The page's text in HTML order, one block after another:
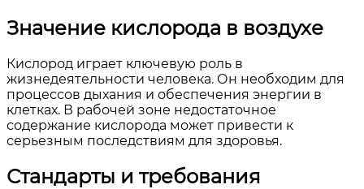
Значение кислорода в воздухе
Кислород играет ключевую роль в
жизнедеятельности человека. Он необходим для
процессов дыхания и обеспечения энергии в
клетках. В рабочей зоне недостаточное
содержание кислорода может привести к
серьезным последствиям для здоровья.
Стандарты и требования